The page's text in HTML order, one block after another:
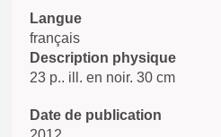
Langue
français
Description physique
23 p.. ill. en noir. 30 cm
Date de publication